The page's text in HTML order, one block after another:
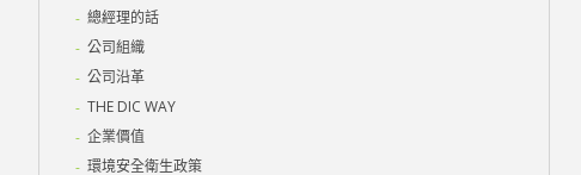
總經理的話
公司組織
公司沿革
THE DIC WAY
企業價值
環境安全衛生政策